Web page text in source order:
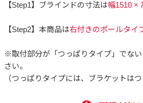
【Step1】ブラインドの寸法は幅1510 ×
【Step2】本商品は右付きのポールタイ
※取付部分が「つっぱりタイプ」でな
さい。
（つっぱりタイプには、ブラケットはつ